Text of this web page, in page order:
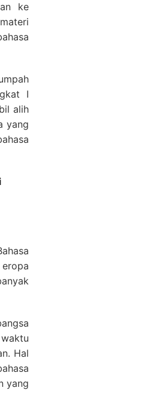
ke
I
alih
yang
Hal
yang